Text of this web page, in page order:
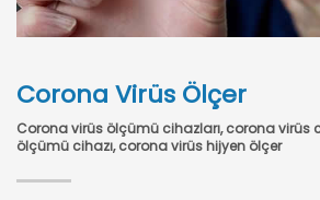
Corona Virüs Ölçer
Corona virüs ölçümü cihazları, corona virüs
ölçümü cihazı, corona virüs hijyen ölçer